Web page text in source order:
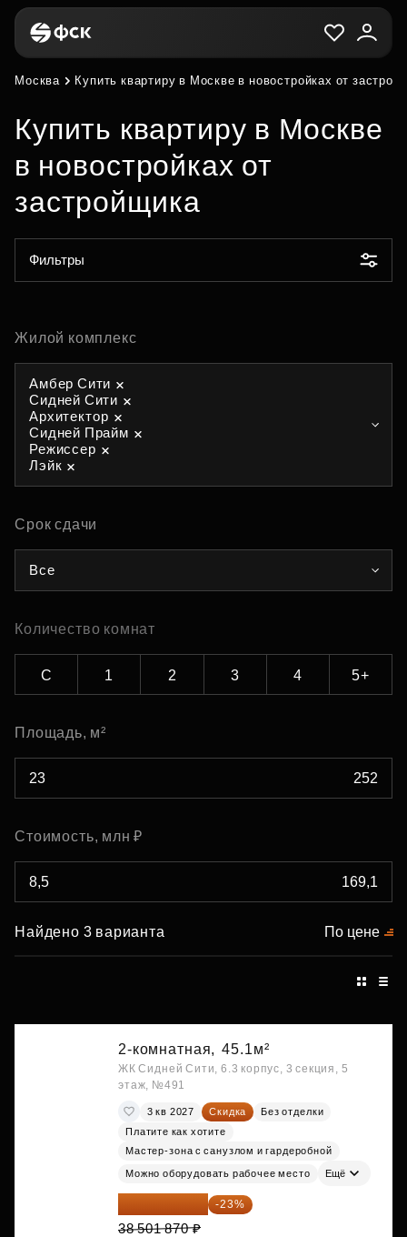
Москва Купить квартиру в Москве в новостройках от
Купить квартиру в Москве
в новостройках от
застройщика
Фильтры
Жилой комплекс
Амбер Сити
Сидней Сити
Архитектор
Сидней Прайм
Режиссер
Лэйк
Срок сдачи
Все
Количество комнат
С 1 2 3 4 5+
Площадь, м²
Стоимость, млн ₽
Найдено 3 варианта По цене
2-комнатная, 45.1м²
ЖК Сидней Сити, 6.3 корпус, 3 секция, 5
этаж, №491
3 кв 2027 Скидка
Без отделки
Платите как хотите
Мастер-зона с санузлом и гардеробной
Можно оборудовать рабочее место Ещё
29 646 440 ₽ -23%
38 501 870 ₽